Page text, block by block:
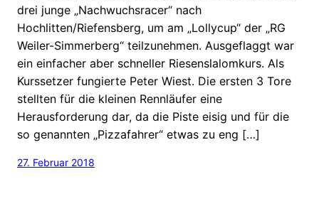
drei junge „Nachwuchsracer“ nach
Hochlitten/Riefensberg, um am „Lollycup“ der „RG
Weiler-Simmerberg“ teilzunehmen. Ausgeflaggt war
ein einfacher aber schneller Riesenslalomkurs. Als
Kurssetzer fungierte Peter Wiest. Die ersten 3 Tore
stellten für die kleinen Rennläufer eine
Herausforderung dar, da die Piste eisig und für die
so genannten „Pizzafahrer“ etwas zu eng […]
27. Februar 2018